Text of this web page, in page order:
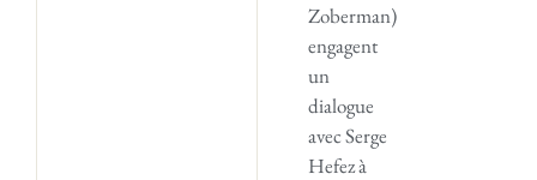
Zoberman)
engagent
un
dialogue
avec Serge
Hefez à